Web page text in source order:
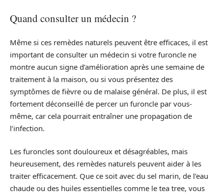
Quand consulter un médecin ?
Même si ces remèdes naturels peuvent être efficaces, il est
important de consulter un médecin si votre furoncle ne
montre aucun signe d’amélioration après une semaine de
traitement à la maison, ou si vous présentez des
symptômes de fièvre ou de malaise général. De plus, il est
fortement déconseillé de percer un furoncle par vous-
même, car cela pourrait entraîner une propagation de
l’infection.
Les furoncles sont douloureux et désagréables, mais
heureusement, des remèdes naturels peuvent aider à les
traiter efficacement. Que ce soit avec du sel marin, de l’eau
chaude ou des huiles essentielles comme le tea tree, vous